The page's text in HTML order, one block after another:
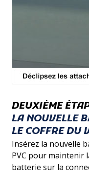
DEUXIÈME
LA NOUVELLE
LE COFFRE DU
Insérez la nouvelle
PVC pour maintenir
batterie sur la